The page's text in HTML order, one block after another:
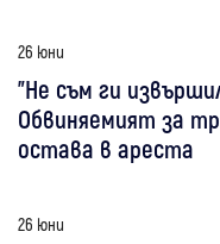
26 юни
"Не съм ги
Обвиняемият за
остава в ареста
26 юни